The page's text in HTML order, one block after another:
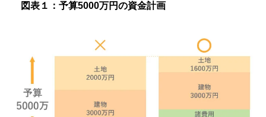
図表１：予算5000万円の資金計画